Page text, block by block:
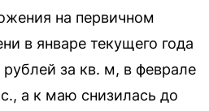
на первичном
в январе текущего года
рублей за кв. м, в феврале
а к маю снизилась до